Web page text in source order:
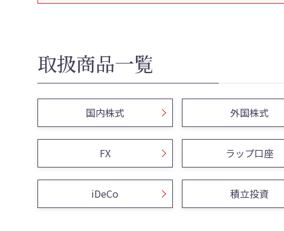
取扱商品一覧
国内株式 外国株式
FX ラップ口座
iDeCo 積立投資